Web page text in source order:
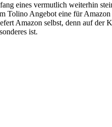
eines vermutlich weiterhin
Tolino Angebot eine für
Amazon selbst, denn auf
ist.